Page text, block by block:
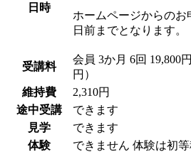
日時
ホームページからの
日前までとなります。
受講料
会員 3か月 6回 19,800
円）
維持費
2,310円
途中受講
できます
見学
できます
体験
できません 体験は初等